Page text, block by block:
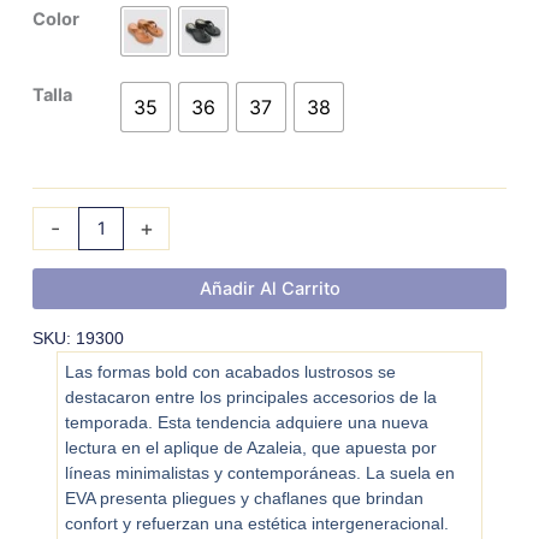
Color
Talla 35 36 37 38
-
AZALEIA
+
Añadir Al Carrito
SKU: 19300
Las formas bold con acabados lustrosos se
destacaron entre los principales accesorios de la
temporada. Esta tendencia adquiere una nueva
lectura en el aplique de Azaleia, que apuesta por
líneas minimalistas y contemporáneas. La suela en
EVA presenta pliegues y chaflanes que brindan
confort y refuerzan una estética intergeneracional.